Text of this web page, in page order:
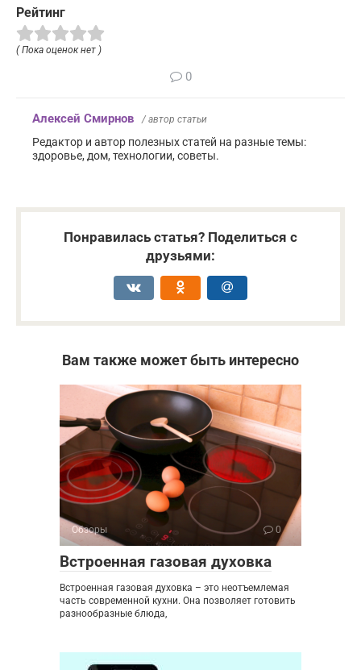
Рейтинг
( Пока оценок нет )
0
Алексей Смирнов / автор статьи
Редактор и автор полезных статей на разные темы:
здоровье, дом, технологии, советы.
Понравилась статья? Поделиться с
друзьями:
Вам также может быть интересно
Обзоры 0
Встроенная газовая духовка
Встроенная газовая духовка – это неотъемлемая
часть современной кухни. Она позволяет готовить
разнообразные блюда,